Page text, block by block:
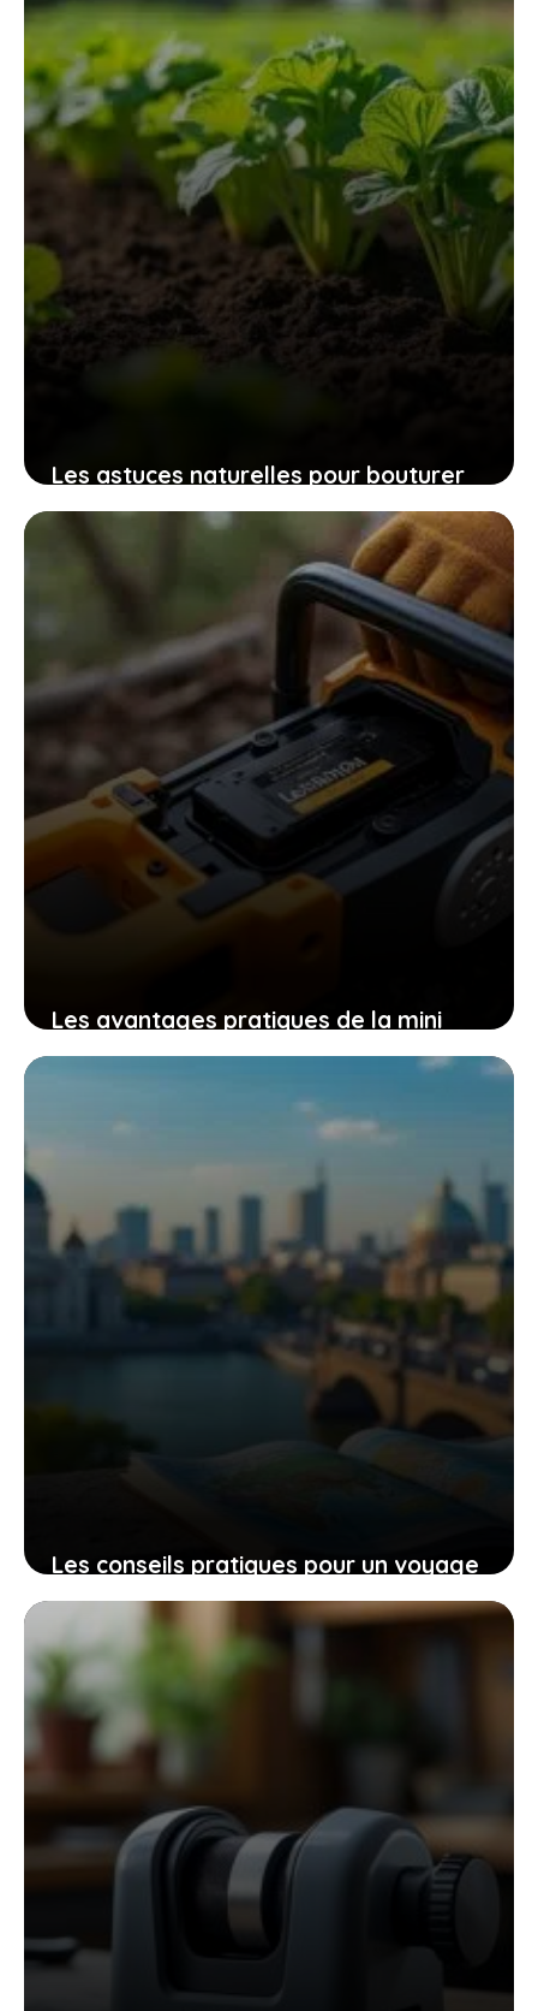
Les astuces naturelles pour bouturer
les patates douces et cultiver
facilement chez soi des plants
robustes
Les avantages pratiques de la mini
tronçonneuse güde mk 18-201-05 pour
Les conseils pratiques pour un voyage
bien préparé et des expériences qui
vous touchent